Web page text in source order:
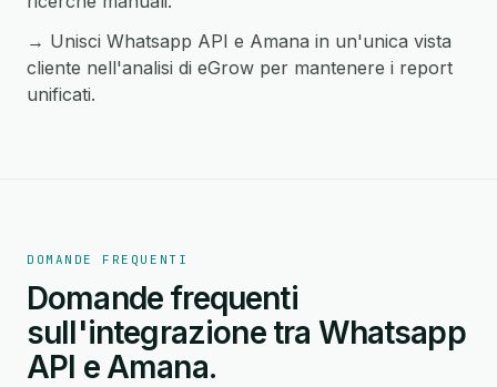
→ Unisci Whatsapp API e Amana in un'unica vista
cliente nell'analisi di eGrow per mantenere i report
unificati.
DOMANDE FREQUENTI
Domande frequenti
sull'integrazione tra Whatsapp
API e Amana.